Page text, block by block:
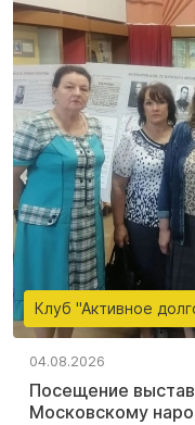
Клуб "Активное
04.08.2026
Посещение
Московскому